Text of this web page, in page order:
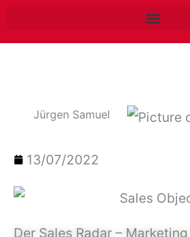
Jürgen Samuel
13/07/2022
Der Sales Radar –